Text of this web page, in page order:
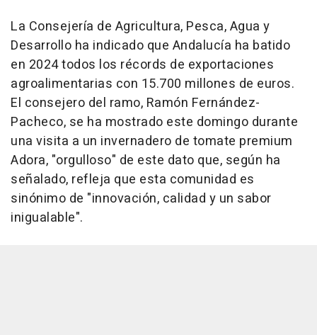
La Consejería de Agricultura, Pesca, Agua y
Desarrollo ha indicado que Andalucía ha batido
en 2024 todos los récords de exportaciones
agroalimentarias con 15.700 millones de euros.
El consejero del ramo, Ramón Fernández-
Pacheco, se ha mostrado este domingo durante
una visita a un invernadero de tomate premium
Adora, "orgulloso" de este dato que, según ha
señalado, refleja que esta comunidad es
sinónimo de "innovación, calidad y un sabor
inigualable".